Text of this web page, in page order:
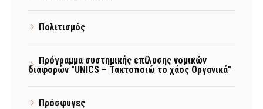
Πολιτισμός
Πρόγραμμα συστημικής επίλυσης νομικών
διαφορών "UNICS – Τακτοποιώ το χάος Οργανικά"
Πρόσφυγες